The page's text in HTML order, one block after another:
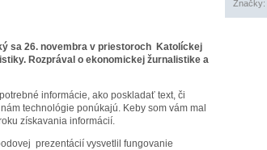
sa 26. novembra v priestoroch Katolíckej
Rozprával o ekonomickej žurnalistike a
informácie, ako poskladať text, či
technológie ponúkajú. Keby som vám mal
získavania informácií.
prezentácií vysvetlil fungovanie
Značky: